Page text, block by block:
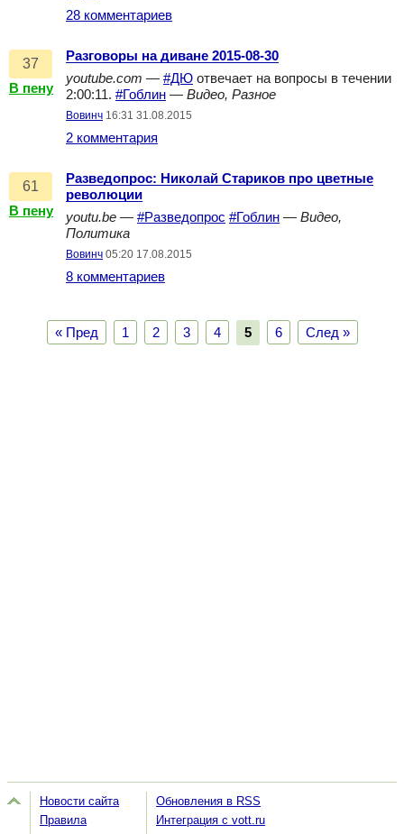
28 комментариев
37
В пену
Разговоры на диване 2015-08-30
youtube.com — #ДЮ отвечает на вопросы в течении
2:00:11. #Гоблин — Видео, Разное
Вовинч 16:31 31.08.2015
2 комментария
61
В пену
Разведопрос: Николай Стариков про цветные
революции
youtu.be — #Разведопрос #Гоблин — Видео,
Политика
Вовинч 05:20 17.08.2015
8 комментариев
« Пред 1 2 3 4 5 6 След »
Новости сайта
Правила
Обновления в RSS
Интеграция с vott.ru